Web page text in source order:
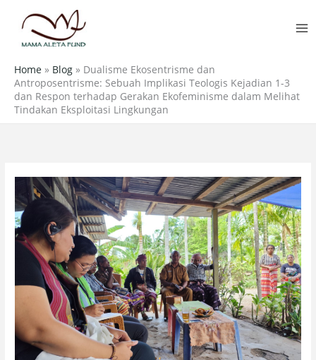
content
Home » Blog » Dualisme Ekosentrisme dan
Antroposentrisme: Sebuah Implikasi Teologis Kejadian 1-3
dan Respon terhadap Gerakan Ekofeminisme dalam Melihat
Tindakan Eksploitasi Lingkungan